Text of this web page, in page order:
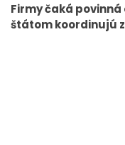
Firmy čaká
štátom koordinujú